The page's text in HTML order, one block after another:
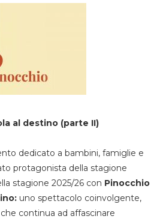
al destino (parte II)
dedicato a bambini, famiglie e
protagonista della stagione
stagione 2025/26 con Pinocchio
uno spettacolo coinvolgente,
continua ad affascinare